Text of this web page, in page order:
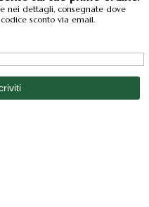
nei dettagli, consegnate dove
sconto via email.